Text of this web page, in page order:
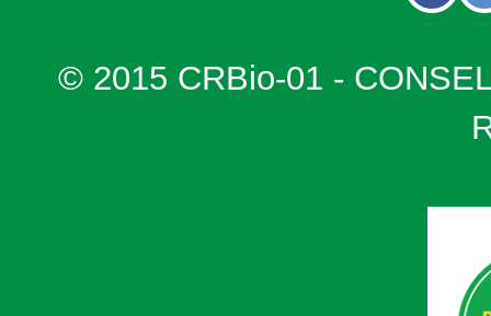
© 2015 CRBio-01 -